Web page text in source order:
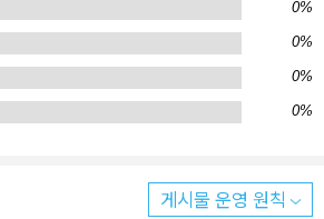
이 많이 쓰입니다. 그리고 스마트폰을 돌
때도 물이 쓰이지요. 청바지 한 벌에는 1
기 1킬로그램에는 1만 5천 리터의 물이
눈에 보이지는 않지만 모든 물건을 만드
라고 합니다. 이 책에서는 우리가 일상생
0%
0%
0%
0%
게시물 운영 원칙